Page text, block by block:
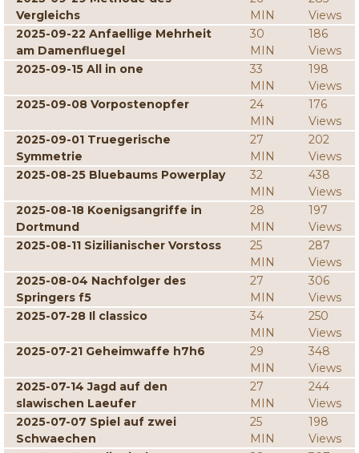
Vergleichs
MIN
Views
2025-09-22 Anfaellige Mehrheit
am Damenfluegel
30
MIN
186
Views
2025-09-15 All in one
33
MIN
198
Views
2025-09-08 Vorpostenopfer
24
MIN
176
Views
2025-09-01 Truegerische
Symmetrie
27
MIN
202
Views
2025-08-25 Bluebaums Powerplay
32
MIN
438
Views
2025-08-18 Koenigsangriffe in
Dortmund
28
MIN
197
Views
2025-08-11 Sizilianischer Vorstoss
25
MIN
287
Views
2025-08-04 Nachfolger des
Springers f5
27
MIN
306
Views
2025-07-28 Il classico
34
MIN
250
Views
2025-07-21 Geheimwaffe h7h6
29
MIN
348
Views
2025-07-14 Jagd auf den
slawischen Laeufer
27
MIN
244
Views
2025-07-07 Spiel auf zwei
Schwaechen
25
MIN
198
Views